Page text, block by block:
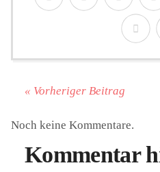
« Vorheriger Beitrag
Noch keine Kommentare.
Kommentar